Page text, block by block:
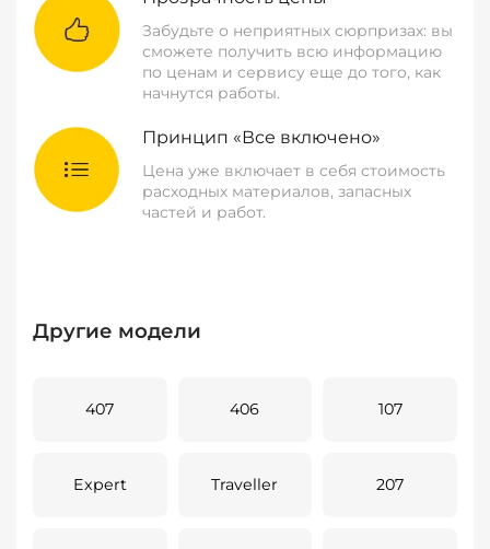
Забудьте о неприятных сюрпризах: вы
сможете получить всю информацию
по ценам и сервису еще до того, как
начнутся работы.
Принцип «Все включено»
Цена уже включает в себя стоимость
расходных материалов, запасных
частей и работ.
Другие модели
407 406 107
Expert Traveller 207